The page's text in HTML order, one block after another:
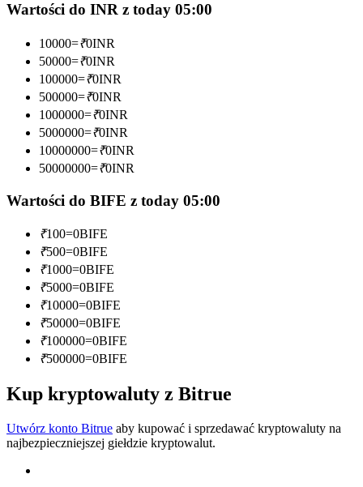
Zostań traderem kopiującym
transakcji
Informacja
Analiza Big Data, w tym informacje handlowe itp.
Wartości do INR z today 05:00
10000=₹0INR
50000=₹0INR
100000=₹0INR
500000=₹0INR
1000000=₹0INR
5000000=₹0INR
10000000=₹0INR
50000000=₹0INR
Wartości do BIFE z today 05:00
₹100=0BIFE
₹500=0BIFE
₹1000=0BIFE
₹5000=0BIFE
₹10000=0BIFE
₹50000=0BIFE
₹100000=0BIFE
₹500000=0BIFE
Kup kryptowaluty z Bitrue
Utwórz konto Bitrue aby kupować i sprzedawać kryptowaluty na
najbezpieczniejszej giełdzie kryptowalut.